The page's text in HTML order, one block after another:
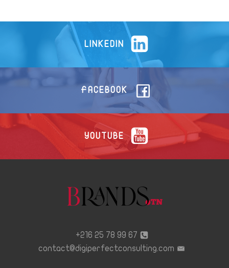
LINKEDIN
FACEBOOK
YOUTUBE
67 99 78 25 216+
contact@digiperfectconsulting.com